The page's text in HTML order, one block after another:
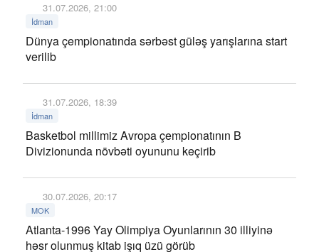
31.07.2026, 21:00
İdman
Dünya çempionatında sərbəst güləş yarışlarına start
verilib
31.07.2026, 18:39
İdman
Basketbol millimiz Avropa çempionatının B
Divizionunda növbəti oyununu keçirib
30.07.2026, 20:17
MOK
Atlanta-1996 Yay Olimpiya Oyunlarının 30 illiyinə
həsr olunmuş kitab işıq üzü görüb